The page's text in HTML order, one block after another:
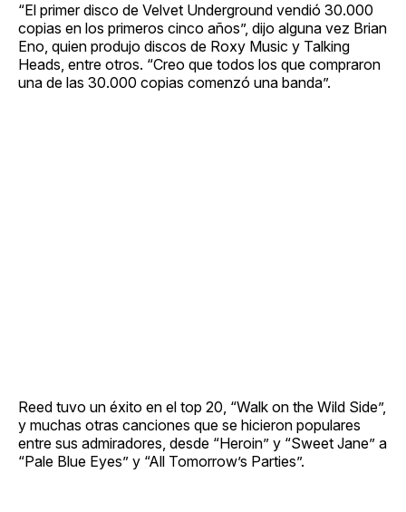
“El primer disco de Velvet Underground vendió 30.000
copias en los primeros cinco años”, dijo alguna vez Brian
Eno, quien produjo discos de Roxy Music y Talking
Heads, entre otros. “Creo que todos los que compraron
una de las 30.000 copias comenzó una banda”.
Reed tuvo un éxito en el top 20, “Walk on the Wild Side”,
y muchas otras canciones que se hicieron populares
entre sus admiradores, desde “Heroin” y “Sweet Jane” a
“Pale Blue Eyes” y “All Tomorrow’s Parties”.